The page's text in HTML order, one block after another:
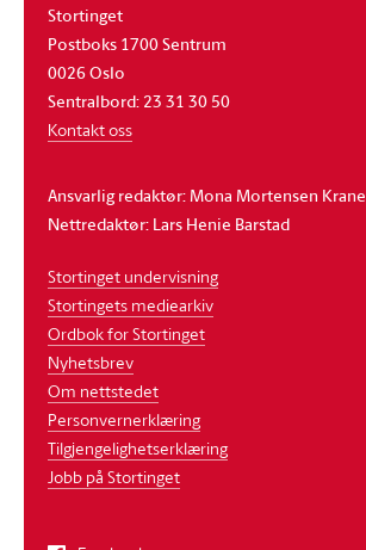
Stortinget
Postboks 1700 Sentrum
0026 Oslo
Sentralbord: 23 31 30 50
Kontakt oss
Ansvarlig redaktør: Mona Mortensen Krane
Nettredaktør: Lars Henie Barstad
Stortinget undervisning
Stortingets mediearkiv
Ordbok for Stortinget
Nyhetsbrev
Om nettstedet
Personvernerklæring
Tilgjengelighetserklæring
Jobb på Stortinget